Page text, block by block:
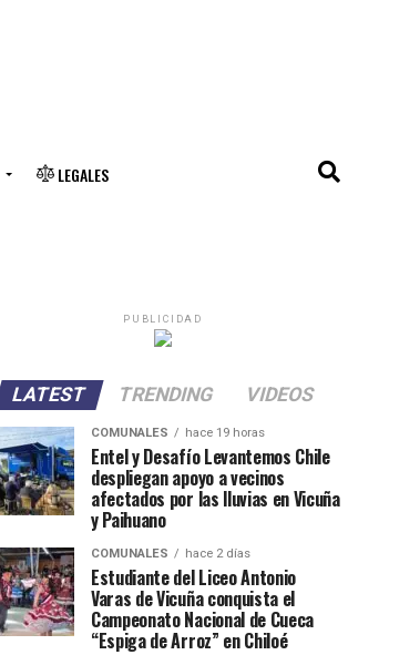
LEGALES
PUBLICIDAD
LATEST TRENDING VIDEOS
COMUNALES hace 19 horas
Entel y Desafío Levantemos Chile
despliegan apoyo a vecinos
afectados por las lluvias en Vicuña
y Paihuano
COMUNALES hace 2 días
Estudiante del Liceo Antonio
Varas de Vicuña conquista el
Campeonato Nacional de Cueca
“Espiga de Arroz” en Chiloé